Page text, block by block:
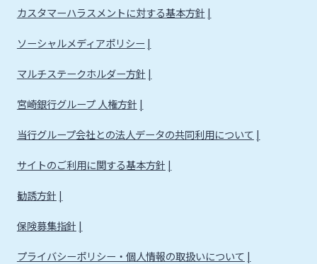
カスタマーハラスメントに対する基本方針
ソーシャルメディアポリシー
マルチステークホルダー方針
宮崎銀行グループ 人権方針
当行グループ会社との法人データの共同利用について
サイトのご利用に関する基本方針
勧誘方針
保険募集指針
プライバシーポリシー・個人情報の取扱いについて